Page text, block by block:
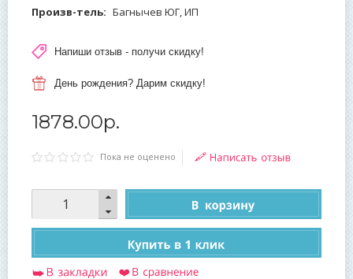
Произв-тель: Багнычев ЮГ, ИП
Напиши отзыв - получи скидку!
День рождения? Дарим скидку!
1878.00р.
Пока не оценено